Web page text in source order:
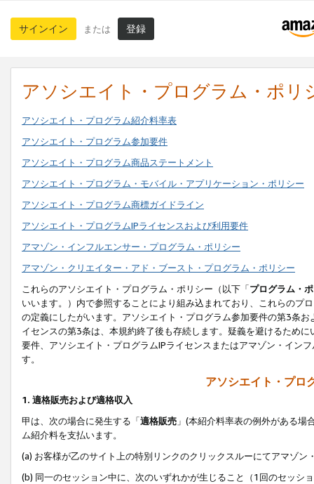
サインイン または 登録
アソシエイト・プログラム・ポリ
アソシエイト・プログラム紹介料率表
アソシエイト・プログラム参加要件
アソシエイト・プログラム商品ステートメント
アソシエイト・プログラム・モバイル・アプリケーション・ポリシー
アソシエイト・プログラム商標ガイドライン
アソシエイト・プログラムIPライセンスおよび利用要件
アマゾン・インフルエンサー・プログラム・ポリシー
アマゾン・クリエイター・アド・ブースト・プログラム・ポリシー
これらのアソシエイト・プログラム・ポリシー（以下「プログラム・
いいます。）内で参照することにより組み込まれており、これらのプ
の定義にしたがいます。アソシエイト・プログラム参加要件の第3条
イセンスの第3条は、本規約終了後も存続します。疑義を避けるため
要件、アソシエイト・プログラムIPライセンスまたはアマゾン・イン
す。
アソシエイト・プロ
1. 適格販売および適格収入
甲は、次の場合に発生する「適格販売 」(本紹介料率表の例外がある
ム紹介料を支払います。
(a) お客様が乙のサイト上の特別リンクのクリックスルーにてアマゾン
(b) 同一のセッション中に、次のいずれかが生じること（1回のセッシ